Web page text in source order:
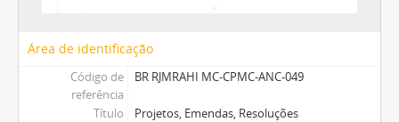
Área de identificação
Código de
referência
BR RJMRAHI MC-CPMC-ANC-049
Título
Projetos, Emendas, Resoluções